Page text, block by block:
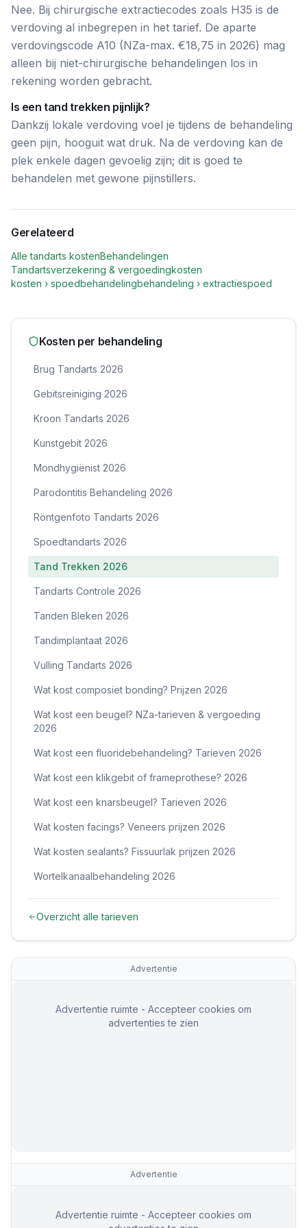
Nee. Bij chirurgische extractiecodes zoals H35 is de
verdoving al inbegrepen in het tarief. De aparte
verdovingscode A10 (NZa-max. €18,75 in 2026) mag
alleen bij niet-chirurgische behandelingen los in
rekening worden gebracht.
Is een tand trekken pijnlijk?
Dankzij lokale verdoving voel je tijdens de behandeling
geen pijn, hooguit wat druk. Na de verdoving kan de
plek enkele dagen gevoelig zijn; dit is goed te
behandelen met gewone pijnstillers.
Gerelateerd
Alle tandarts kostenBehandelingen
Tandartsverzekering & vergoedingkosten
kosten › spoedbehandelingbehandeling › extractiespoed
Kosten per behandeling
Brug Tandarts 2026
Gebitsreiniging 2026
Kroon Tandarts 2026
Kunstgebit 2026
Mondhygiënist 2026
Parodontitis Behandeling 2026
Röntgenfoto Tandarts 2026
Spoedtandarts 2026
Tand Trekken 2026
Tandarts Controle 2026
Tanden Bleken 2026
Tandimplantaat 2026
Vulling Tandarts 2026
Wat kost composiet bonding? Prijzen 2026
Wat kost een beugel? NZa-tarieven & vergoeding
2026
Wat kost een fluoridebehandeling? Tarieven 2026
Wat kost een klikgebit of frameprothese? 2026
Wat kost een knarsbeugel? Tarieven 2026
Wat kosten facings? Veneers prijzen 2026
Wat kosten sealants? Fissuurlak prijzen 2026
Wortelkanaalbehandeling 2026
Overzicht alle tarieven
Advertentie
Advertentie ruimte - Accepteer cookies om
advertenties te zien
Advertentie
Advertentie ruimte - Accepteer cookies om